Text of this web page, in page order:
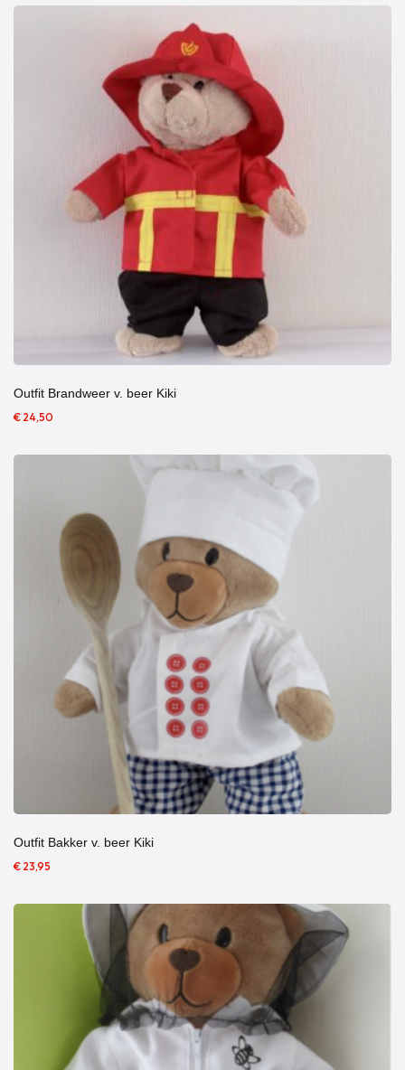
Outfit Brandweer v. beer Kiki
€ 24,50
Outfit Bakker v. beer Kiki
€ 23,95